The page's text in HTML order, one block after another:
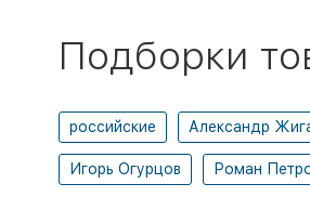
Подборки
российские Александр
Игорь Огурцов Роман